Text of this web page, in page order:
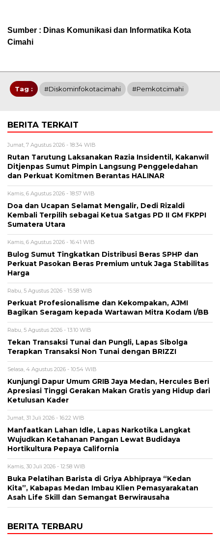
Sumber : Dinas Komunikasi dan Informatika Kota
Cimahi
Tag : #Diskominfokotacimahi #Pemkotcimahi
BERITA TERKAIT
Jumat, 7 Agustus 2026 - 18:34 WIB
Rutan Tarutung Laksanakan Razia Insidentil, Kakanwil
Ditjenpas Sumut Pimpin Langsung Penggeledahan
dan Perkuat Komitmen Berantas HALINAR
Kamis, 6 Agustus 2026 - 18:57 WIB
Doa dan Ucapan Selamat Mengalir, Dedi Rizaldi
Kembali Terpilih sebagai Ketua Satgas PD II GM FKPPI
Sumatera Utara
Kamis, 6 Agustus 2026 - 16:41 WIB
Bulog Sumut Tingkatkan Distribusi Beras SPHP dan
Perkuat Pasokan Beras Premium untuk Jaga Stabilitas
Harga
Rabu, 5 Agustus 2026 - 15:58 WIB
Perkuat Profesionalisme dan Kekompakan, AJMI
Bagikan Seragam kepada Wartawan Mitra Kodam I/BB
Rabu, 5 Agustus 2026 - 13:10 WIB
Tekan Transaksi Tunai dan Pungli, Lapas Sibolga
Terapkan Transaksi Non Tunai dengan BRIZZI
Selasa, 4 Agustus 2026 - 10:54 WIB
Kunjungi Dapur Umum GRIB Jaya Medan, Hercules Beri
Apresiasi Tinggi Gerakan Makan Gratis yang Hidup dari
Ketulusan Kader
Jumat, 31 Juli 2026 - 16:22 WIB
Manfaatkan Lahan Idle, Lapas Narkotika Langkat
Wujudkan Ketahanan Pangan Lewat Budidaya
Hortikultura Pepaya California
Kamis, 30 Juli 2026 - 12:58 WIB
Buka Pelatihan Barista di Griya Abhipraya “Kedan
Kita”, Kabapas Medan Imbau Klien Pemasyarakatan
Asah Life Skill dan Semangat Berwirausaha
BERITA TERBARU